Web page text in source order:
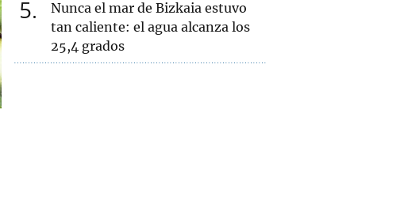
5
Nunca el mar de Bizkaia estuvo
tan caliente: el agua alcanza los
25,4 grados